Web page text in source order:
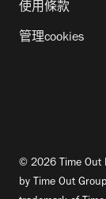
使用條款
管理cookies
© 2026 Time Out
by Time Out